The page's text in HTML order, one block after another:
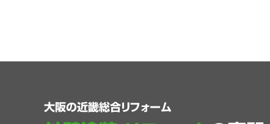
大阪の近畿総合リフォーム